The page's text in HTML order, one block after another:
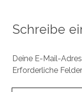
Schreibe
Deine E-Mail-
Erforderliche